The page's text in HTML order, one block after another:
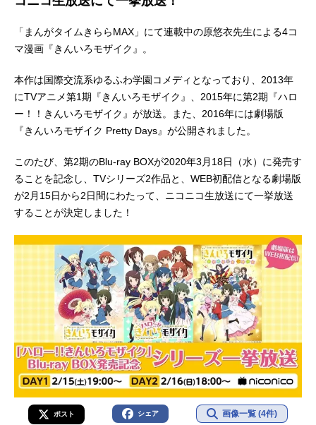
「まんがタイムきららMAX」にて連載中の原悠衣先生による4コ
マ漫画『きんいろモザイク』。
本作は国際交流系ゆるふわ学園コメディとなっており、2013年
にTVアニメ第1期『きんいろモザイク』、2015年に第2期『ハロ
ー！！きんいろモザイク』が放送。また、2016年には劇場版
『きんいろモザイク Pretty Days』が公開されました。
このたび、第2期のBlu-ray BOXが2020年3月18日（水）に発売す
ることを記念し、TVシリーズ2作品と、WEB初配信となる劇場版
が2月15日から2日間にわたって、ニコニコ生放送にて一挙放送
することが決定しました！
ポスト シェア 画像一覧 (4件)